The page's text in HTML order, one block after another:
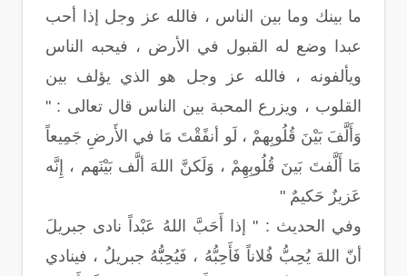
ما بينك وما بين الناس ، فالله عز وجل إذا أحب
عبدا وضع له القبول في الأرض ، فيحبه الناس
ويألفونه ، فالله عز وجل هو الذي يؤلف بين
القلوب ، ويزرع المحبة بين الناس قال تعالى : "
وَأَلَّفَ بَيْنَ قُلُوبِهمْ ، لَو أنفًقْتَ مَا في الأَرضِ جَمِيعاً
مَا أَلَّفتَ بَينَ قُلُوبِهِمْ ، وَلَكنَّ اللهَ ألَّف بَيْنَهم ، إِنَّه
عَزيزٌ حَكيمٌ "
وفي الحديث : " إذا أَحَبَّ اللهُ عَبْداً نادى جبريلَ
أنّ اللهَ يُحِبُّ فُلاناً فَأَحِبُّهُ ، فَيُحِبُّّهُ جبريلُ ، فينادي